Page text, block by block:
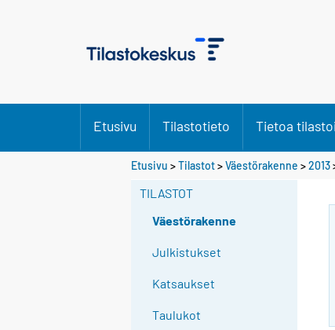
Etusivu Tilastotieto Tietoa
Etusivu >Tilastot>Väestörakenne >2013
TILASTOT
Väestörakenne
Julkistukset
Katsaukset
Taulukot